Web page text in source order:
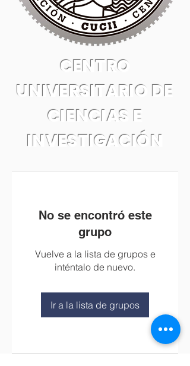
CENTRO
UNIVERSITARIO DE
CIENCIAS E
INVESTIGACIÓN
No se encontró este
grupo
Vuelve a la lista de grupos e
inténtalo de nuevo.
Ir a la lista de grupos